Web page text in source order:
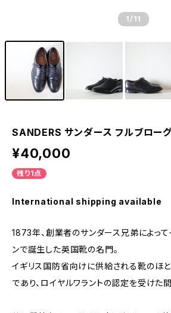
1 /11
SANDERS サンダース フルブロー
¥40,000
残り1点
International shipping available
1873年、創業者のサンダース兄弟によって
ンで誕生した英国靴の名門。
イギリス国防省向けに供給される靴のほ
であり、ロイヤルワラントの認定を受けた